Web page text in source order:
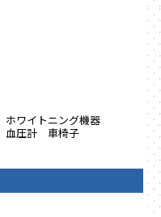
ホワイトニング機器
血圧計
車椅子